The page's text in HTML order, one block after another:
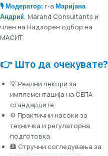
🎙️ Модератор: г-а Маријана
Андриќ, Marand Consultants и
член на Надзорен одбор на
МАСИТ
👉 Што да очекувате?
💡 Реални чекори за
имплементација на СЕПА
стандардите
⚙️ Практични насоки за
техничка и регулаторна
подготовка
🏦 Стручни согледувања за